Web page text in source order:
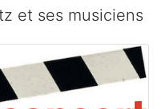
et ses musiciens